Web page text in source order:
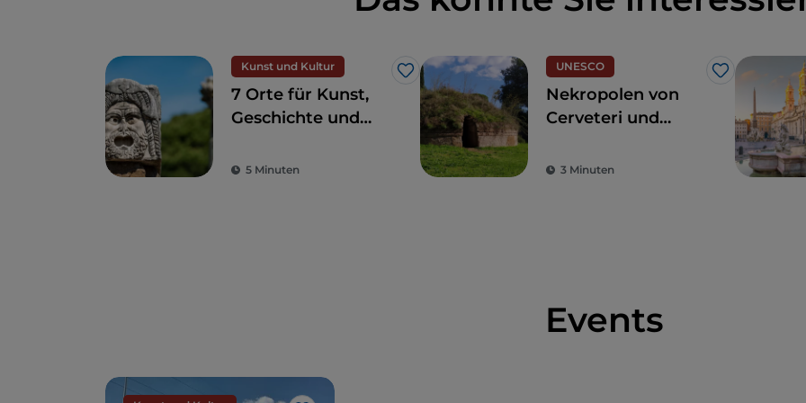
Kunst und Kultur
Like
7 Orte für Kunst,
Geschichte und
von Rom entfernt
5 Minuten
UNESCO
Like
Nekropolen von
Cerveteri und
Reise durch die
3 Minuten
Events